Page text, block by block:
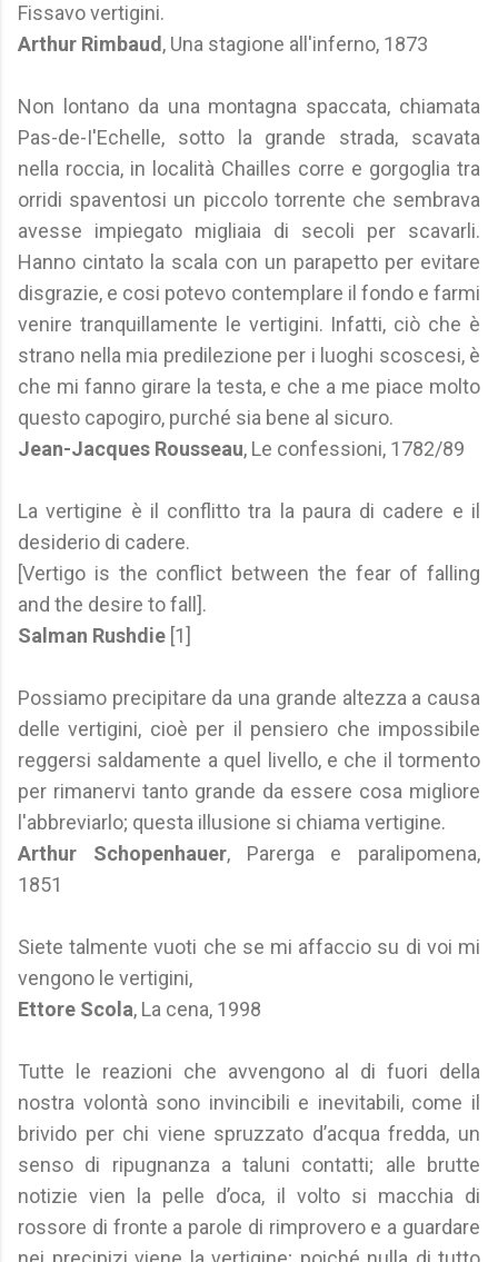
Fissavo vertigini.
Arthur Rimbaud , Una stagione all'inferno, 1873
Non lontano da una montagna spaccata, chiamata
Pas-de-I'Echelle, sotto la grande strada, scavata
nella roccia, in località Chailles corre e gorgoglia tra
orridi spaventosi un piccolo torrente che sembrava
avesse impiegato migliaia di secoli per scavarli.
Hanno cintato la scala con un parapetto per evitare
disgrazie, e cosi potevo contemplare il fondo e farmi
venire tranquillamente le vertigini. Infatti, ciò che è
strano nella mia predilezione per i luoghi scoscesi, è
che mi fanno girare la testa, e che a me piace molto
questo capogiro, purché sia bene al sicuro.
Jean-Jacques Rousseau, Le confessioni, 1782/89
La vertigine è il conflitto tra la paura di cadere e il
desiderio di cadere.
[Vertigo is the conflict between the fear of falling
and the desire to fall].
Salman Rushdie [1]
Possiamo precipitare da una grande altezza a causa
delle vertigini, cioè per il pensiero che impossibile
reggersi saldamente a quel livello, e che il tormento
per rimanervi tanto grande da essere cosa migliore
l'abbreviarlo; questa illusione si chiama vertigine.
Arthur Schopenhauer, Parerga e paralipomena,
1851
Siete talmente vuoti che se mi affaccio su di voi mi
vengono le vertigini,
Ettore Scola, La cena, 1998
Tutte le reazioni che avvengono al di fuori della
nostra volontà sono invincibili e inevitabili, come il
brivido per chi viene spruzzato d’acqua fredda, un
senso di ripugnanza a taluni contatti; alle brutte
notizie vien la pelle d’oca, il volto si macchia di
rossore di fronte a parole di rimprovero e a guardare